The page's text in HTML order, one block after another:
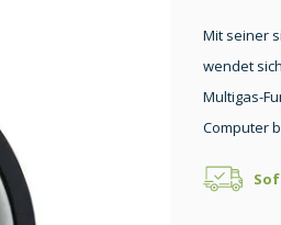
Mit seiner
wendet
Multigas-
Computer